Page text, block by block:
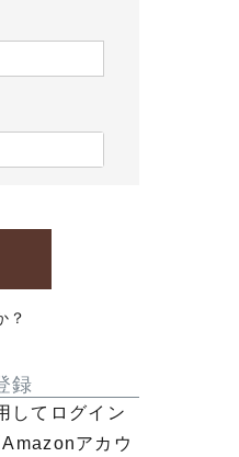
？
録
してログイン
アカウ